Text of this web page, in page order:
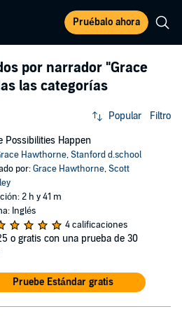
Pruébalo ahora
por narrador "Grace
las categorías
Popular Filtro
Possibilities Happen
Hawthorne,Stanford d.school
por:Grace Hawthorne,Scott
2 h y 41 m
Inglés
4 calificaciones
o gratis con una prueba de 30
Pruebe Estándar gratis